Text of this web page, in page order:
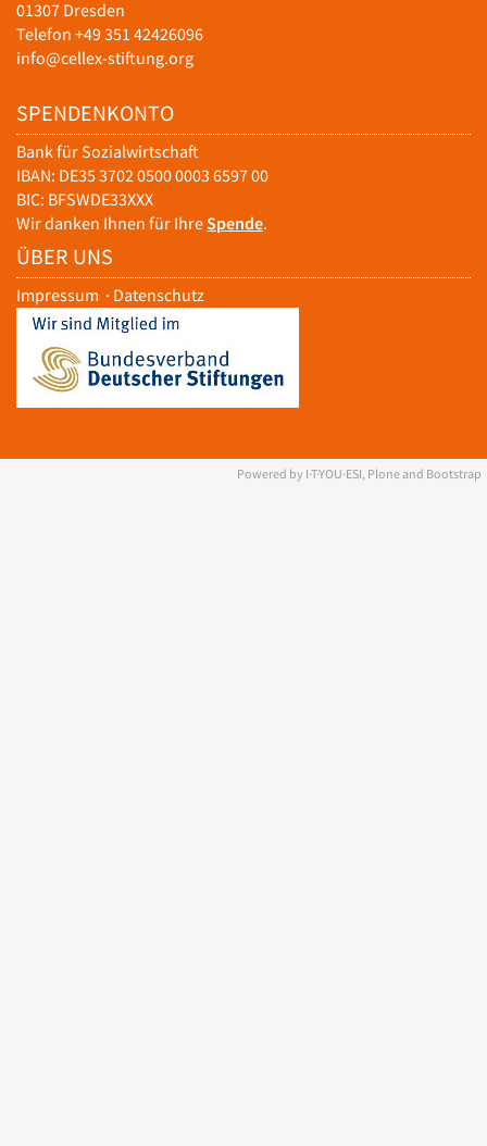
01307 Dresden
Telefon +49 351 42426096
info@cellex-stiftung.org
SPENDENKONTO
Bank für Sozialwirtschaft
IBAN: DE35 3702 0500 0003 6597 00
BIC: BFSWDE33XXX
Wir danken Ihnen für IhreSpende.
ÜBER UNS
Impressum · Datenschutz
Powered by I·T·YOU·ESI, Plone and Bootstrap